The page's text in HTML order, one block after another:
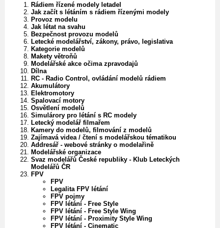
Rádiem řízené modely letadel
Jak začít s létáním s rádiem řízenými modely
Provoz modelu
Jak létat na svahu
Bezpečnost provozu modelů
Letecké modelářství, zákony, právo, legislativa
Kategorie modelů
Makety větroňů
Modelářské akce očima zpravodajů
Dílna
RC - Radio Control, ovládání modelů rádiem
Akumulátory
Elektromotory
Spalovací motory
Osvětlení modelů
Simulárory pro létání s RC modely
Letecký modelář filmařem
Kamery do modelů, filmování z modelů
Zajímavá videa / čtení s modelářskou tématikou
Addresář - webové stránky o modelařině
Modelářské organizace
Svaz modelářů České republiky - Klub Leteckých
Modelářů ČR
FPV
FPV
Legalita FPV létání
FPV pojmy
FPV létání - Free Style
FPV létání - Free Style Wing
FPV létání - Proximity Style Wing
FPV létání - Cinematic